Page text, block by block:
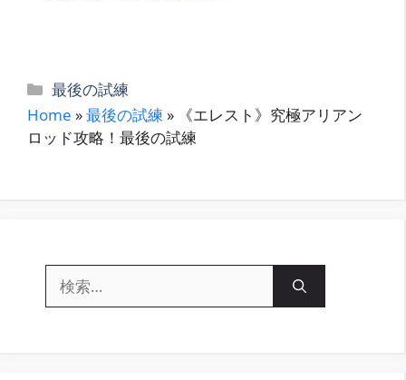
カ
テ
ゴ
最後の試練
Home »最後の試練 » 《エレスト》究極アリアン
ロッド攻略！最後の試練
索: